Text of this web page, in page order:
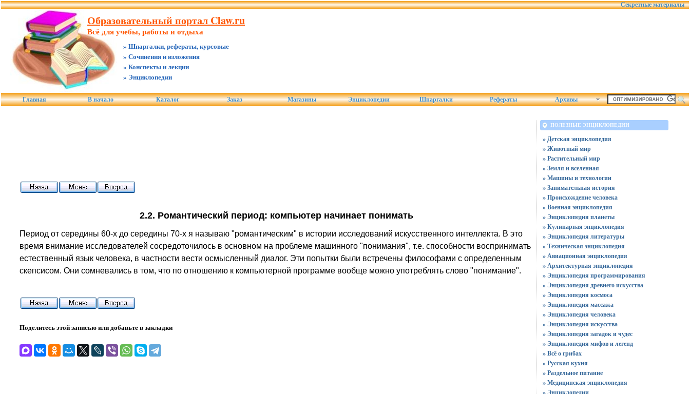
Секретные материалы
Образовательный портал Claw.ru
Всё для учебы, работы и отдыха
» Шпаргалки, рефераты, курсовые
» Сочинения и изложения
» Конспекты и лекции
» Энциклопедии
Главная В начало Каталог Заказ Магазины Энциклопедии Шпаргалки Рефераты Архивы
2.2. Романтический период: компьютер начинает понимать
Период от середины 60-х до середины 70-х я называю "романтическим" в истории исследований искусственного интеллекта. В это
время внимание исследователей сосредоточилось в основном на проблеме машинного "понимания", т.е. способности воспринимать
естественный язык человека, в частности вести осмысленный диалог. Эти попытки были встречены философами с определенным
скепсисом. Они сомневались в том, что по отношению к компьютерной программе вообще можно употреблять слово "понимание".
Поделитесь этой записью или добавьте в закладки
ПОЛЕЗНЫЕ ЭНЦИКЛОПЕДИИ
» Детская энциклопедия
» Животный мир
» Растительный мир
» Земля и вселенная
» Машины и технологии
» Занимательная история
» Происхождение человека
» Военная энциклопедия
» Энциклопедия планеты
» Кулинарная энциклопедия
» Энциклопедия литературы
» Техническая энциклопедия
» Авиационная энциклопедия
» Архитектурная энциклопедия
» Энциклопедия программирования
» Энциклопедия древнего искусства
» Энциклопедия космоса
» Энциклопедия массажа
» Энциклопедия человека
» Энциклопедия искусства
» Энциклопедия загадок и чудес
» Энциклопедия мифов и легенд
» Всё о грибах
» Русская кухня
» Раздельное питание
» Медицинская энциклопедия
» Энциклопедии